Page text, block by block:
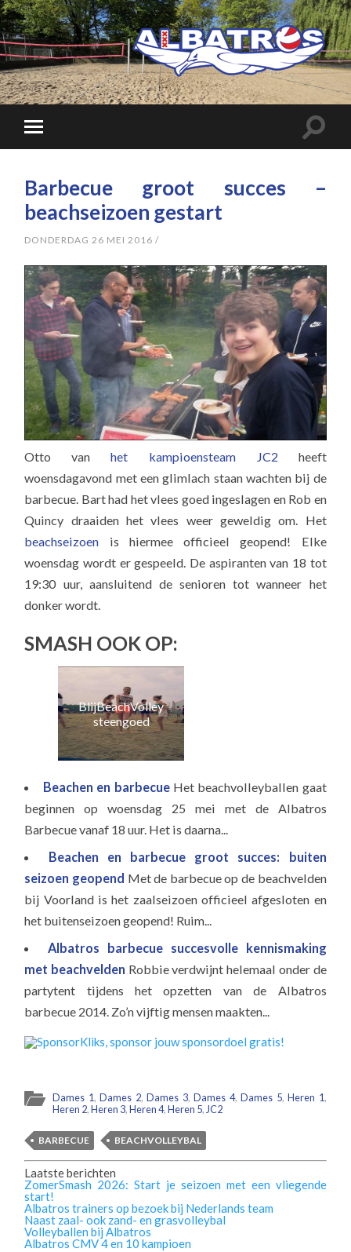
Barbecue groot succes –
beachseizoen gestart
DONDERDAG 26 MEI 2016 /
Otto vanhet kampioensteam JC2 heeft
woensdagavond met een glimlach staan wachten bij de
barbecue. Bart had het vlees goed ingeslagen en Rob en
Quincy draaiden het vlees weer geweldig om. Het
beachseizoen is hiermee officieel geopend! Elke
woensdag wordt er gespeeld. De aspiranten van 18 tot
19:30 uur, aansluitend de senioren tot wanneer het
donker wordt.
SMASH OOK OP:
BlijBeachVolley
steengoed
Beachen en barbecue Het beachvolleyballen gaat
beginnen op woensdag 25 mei met de Albatros
Barbecue vanaf 18 uur. Het is daarna...
Beachen en barbecue groot succes: buiten
seizoen geopend Met de barbecue op de beachvelden
bij Voorland is het zaalseizoen officieel afgesloten en
het buitenseizoen geopend! Ruim...
Albatros barbecue succesvolle kennismaking
met beachvelden Robbie verdwijnt helemaal onder de
partytent tijdens het opzetten van de Albatros
barbecue 2014. Zo’n vijftig mensen maakten...
Dames 1,Dames 2,Dames 3,Dames 4,Dames 5,Heren 1,
Heren 2,Heren 3,Heren 4,Heren 5, JC2
BARBECUE BEACHVOLLEYBAL
Laatste berichten
ZomerSmash 2026: Start je seizoen met een vliegende
start!
Albatros trainers op bezoek bij Nederlands team
Naast zaal- ook zand- en grasvolleybal
Volleyballen bij Albatros
Albatros CMV 4 en 10 kampioen